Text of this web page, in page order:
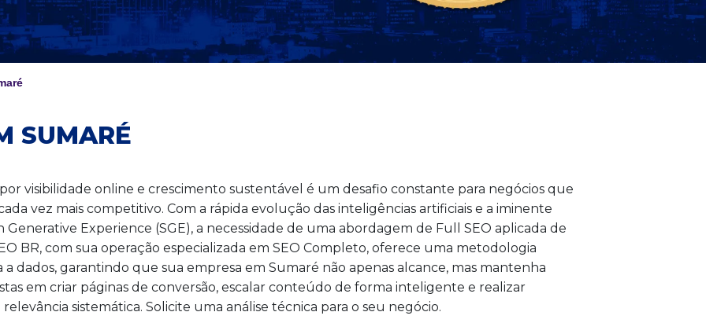
SUMARÉ
visibilidade online e crescimento sustentável é um desafio constante para negócios que
vez mais competitivo. Com a rápida evolução das inteligências artificiais e a iminente
Experience (SGE), a necessidade de uma abordagem de Full SEO aplicada de
BR, com sua operação especializada em SEO Completo, oferece uma metodologia
dados, garantindo que sua empresa em Sumaré não apenas alcance, mas mantenha
em criar páginas de conversão, escalar conteúdo de forma inteligente e realizar
sistemática. Solicite uma análise técnica para o seu negócio.